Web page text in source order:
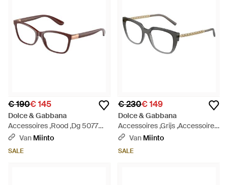
€ 190€ 145
Dolce & Gabbana
Accessoires ,Rood ,Dg 5077
Optisch Montuur - Bruin
Van Miinto
SALE
€ 230€ 149
Dolce & Gabbana
Accessoires ,Grijs ,Accessoires
- Bruin
Van Miinto
SALE